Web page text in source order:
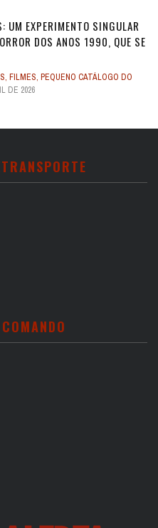
UM EXPERIMENTO SINGULAR
DOS ANOS 1990, QUE SE
, FILMES, PEQUENO CATÁLOGO DO
DE 2026